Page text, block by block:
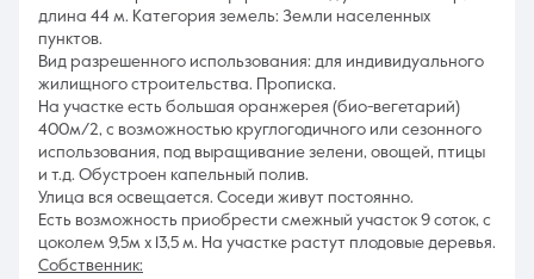
длина 44 м. Категория земель: Земли населенных
пунктов.
Вид разрешенного использования: для индивидуального
жилищного строительства. Прописка.
На участке есть большая оранжерея (био-вегетарий)
400м/2, с возможностью круглогодичного или сезонного
использования, под выращивание зелени, овощей, птицы
и т.д. Обустроен капельный полив.
Улица вся освещается. Соседи живут постоянно.
Есть возможность приобрести смежный участок 9 соток, с
цоколем 9,5м х 13,5 м. На участке растут плодовые деревья.
Собственник: